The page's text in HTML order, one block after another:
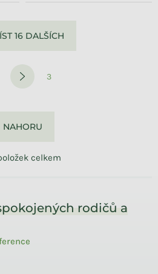
16 DALŠÍCH
3
celkem
NAHORU
rodičů a